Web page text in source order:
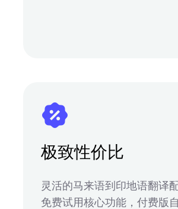
极致性价比
灵活的马来语到印地语翻译
免费试用核心功能，付费版